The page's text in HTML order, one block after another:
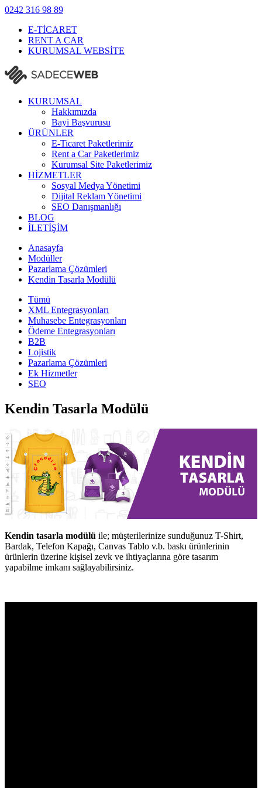
0242 316 98 89
E-TİCARET
RENT A CAR
KURUMSAL WEBSİTE
KURUMSAL
Hakkımızda
Bayi Başvurusu
ÜRÜNLER
E-Ticaret Paketlerimiz
Rent a Car Paketlerimiz
Kurumsal Site Paketlerimiz
HİZMETLER
Sosyal Medya Yönetimi
Dijital Reklam Yönetimi
SEO Danışmanlığı
BLOG
İLETİŞİM
Anasayfa
Modüller
Pazarlama Çözümleri
Kendin Tasarla Modülü
Tümü
XML Entegrasyonları
Muhasebe Entegrasyonları
Ödeme Entegrasyonları
B2B
Lojistik
Pazarlama Çözümleri
Ek Hizmetler
SEO
Kendin Tasarla Modülü
Kendin tasarla modülü ile; müşterilerinize sunduğunuz T-Shirt,
Bardak, Telefon Kapağı, Canvas Tablo v.b. baskı ürünlerinin
ürünlerin üzerine kişisel zevk ve ihtiyaçlarına göre tasarım
yapabilme imkanı sağlayabilirsiniz.